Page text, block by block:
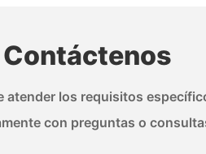
Contáctenos
los requisitos
con preguntas o